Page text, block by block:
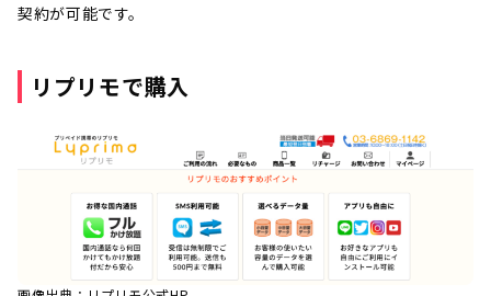
契約が可能です。
リプリモで購入